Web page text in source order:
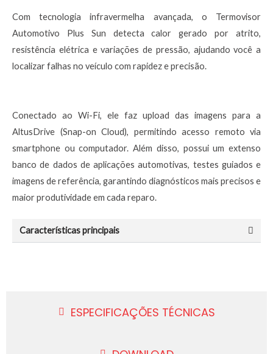
Com tecnologia infravermelha avançada, o Termovisor
Automotivo Plus Sun detecta calor gerado por atrito,
resistência elétrica e variações de pressão, ajudando você a
localizar falhas no veículo com rapidez e precisão.
Conectado ao Wi-Fi, ele faz upload das imagens para a
AltusDrive (Snap-on Cloud), permitindo acesso remoto via
smartphone ou computador. Além disso, possui um extenso
banco de dados de aplicações automotivas, testes guiados e
imagens de referência, garantindo diagnósticos mais precisos e
maior produtividade em cada reparo.
Características principais
ESPECIFICAÇÕES TÉCNICAS